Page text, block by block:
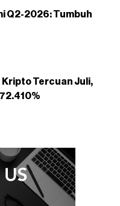
Q2-2026: Tumbuh
Kripto Tercuan Juli,